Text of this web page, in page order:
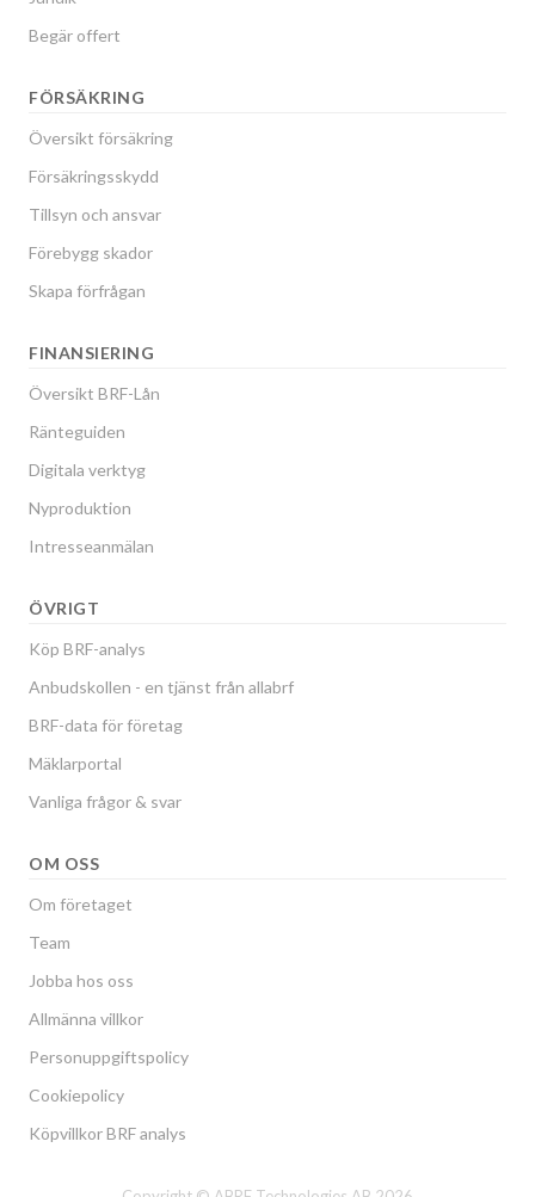
Begär offert
FÖRSÄKRING
Översikt försäkring
Försäkringsskydd
Tillsyn och ansvar
Förebygg skador
Skapa förfrågan
FINANSIERING
Översikt BRF-Lån
Ränteguiden
Digitala verktyg
Nyproduktion
Intresseanmälan
ÖVRIGT
Köp BRF-analys
Anbudskollen - en tjänst från allabrf
BRF-data för företag
Mäklarportal
Vanliga frågor & svar
OM OSS
Om företaget
Team
Jobba hos oss
Allmänna villkor
Personuppgiftspolicy
Cookiepolicy
Köpvillkor BRF analys